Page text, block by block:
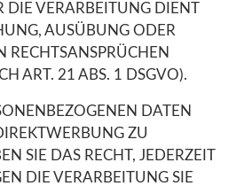
DIE VERARBEITUNG DIENT
AUSÜBUNG ODER
RECHTSANSPRÜCHEN
ART. 21 ABS. 1 DSGVO).
DATEN
ZU
SIE DAS RECHT, JEDERZEIT
DIE VERARBEITUNG SIE